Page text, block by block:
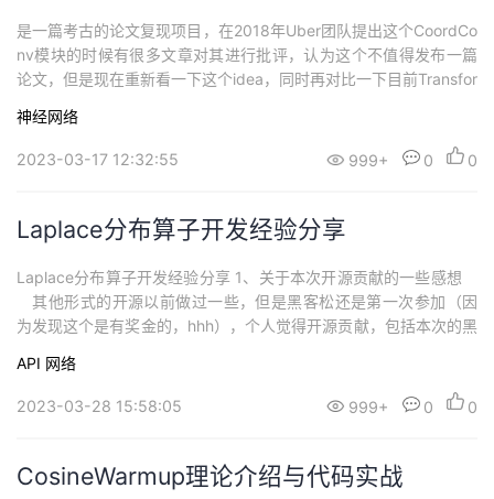
程
认
的
我
支
持
声
建
是一篇考古的论文复现项目，在2018年Uber团队提出这个CoordCo
nv模块的时候有很多文章对其进行批评，认为这个不值得发布一篇
论文，但是现在重新看一下这个idea，同时再对比一下目前Transfor
个圈，
神经网络
2023-03-17 12:32:55 999+ 0 0
Laplace分布算子开发经验分享
Laplace分布算子开发经验分享 1、关于本次开源贡献的一些感想
其他形式的开源以前做过一些，但是黑客松还是第一次参加（因
为发现这个是有奖金的，hhh），个人觉得开源贡献，包括本次的黑
的提交你只要会push到对应的代码库，能够提交PR即可，和日常工
作中的代码开发是类似的。此外，在代码的开发过程中你也需要有D
API 网络
2023-03-28 15:58:05 999+ 0 0
CosineWarmup理论介绍与代码实战